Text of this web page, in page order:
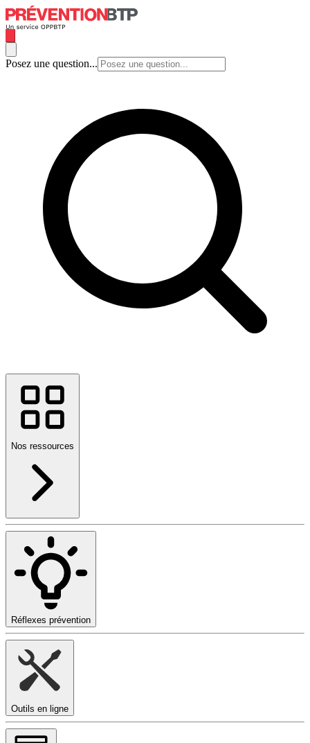
Posez une question...
Nos ressources
Réflexes prévention
Outils en ligne